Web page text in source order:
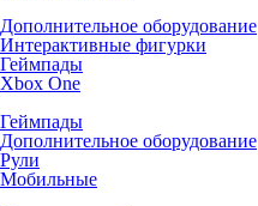
Дополнительное оборудование
Интерактивные фигурки
Геймпады
Xbox One
Геймпады
Дополнительное оборудование
Рули
Мобильные